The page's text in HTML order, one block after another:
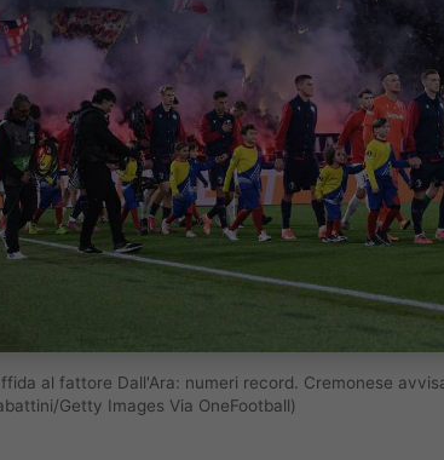
al fattore Dall'Ara: numeri record. Cremonese
Getty Images Via OneFootball)